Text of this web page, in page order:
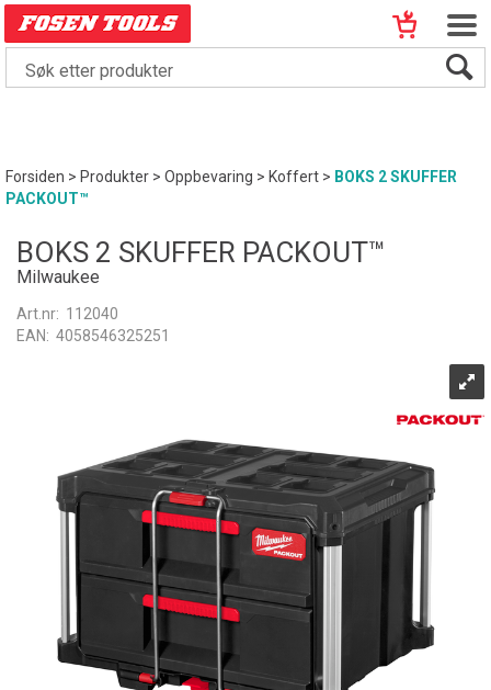
Forsiden>Produkter>Oppbevaring>Koffert> BOKS 2 SKUFFER
PACKOUT™
BOKS 2 SKUFFER PACKOUT™
Milwaukee
Art.nr: 112040
EAN: 4058546325251